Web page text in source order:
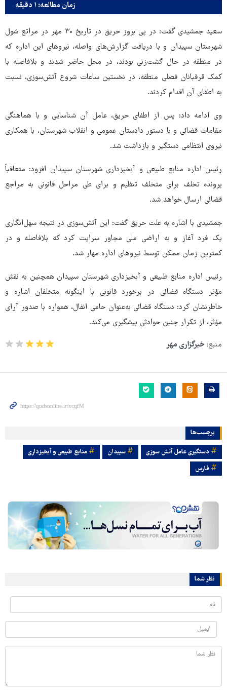
زمان مطالعه: ۱ دقیقه
سعید جمشیدی گفت: در پی بروز حریق در تاریخ ۳۰ مهر در مراتع شول
شهرستان سپیدان و با دریافت گزارش‌های واصله، نیروهای این اداره که
در منطقه در حال گشت‌زنی بودند، در محل حاضر شدند و بلافاصله با
کمک قرقبانان فصلی منطقه، در نخستین ساعات شروع آتش‌سوزی، نسبت
به اطفای آن اقدام کردند.
وی ادامه داد: پس از اطفای حریق، عامل آن شناسایی و با هماهنگی
مقامات قضائی و با دستور دادستان عمومی و انقلاب شهرستان، با همکاری
نیروی انتظامی دستگیر و بازداشت شد.
رئیس اداره منابع طبیعی و آبخیزداری شهرستان سپیدان افزود: متعاقباً
پرونده تخلف برای متخلف تنظیم و برای طی مراحل قانونی به مراجع
قضائی ارسال خواهد شد.
جمشیدی با اشاره به علت حریق گفت: این آتش‌سوزی در نتیجه سهل‌انگاری
یک فرد آغاز و به اراضی ملی مجاور سرایت کرد که بلافاصله و در
کمترین زمان ممکن توسط نیروهای اداره مهار شد.
رئیس اداره منابع طبیعی و آبخیزداری شهرستان سپیدان همچنین به نقش
مؤثر دستگاه قضائی در برخورد قانونی با اینگونه متخلفان اشاره و
خاطرنشان کرد: دستگاه قضائی به‌عنوان حامی انفال، همواره با صدور آرای
مؤثر، از تکرار چنین حوادثی پیشگیری می‌کند.
منبع: خبرگزاری مهر
برچسب‌ها
دستگیری عامل آتش سوزی سپیدان
منابع طبیعی و آبخیزداری
فارس
نظر شما